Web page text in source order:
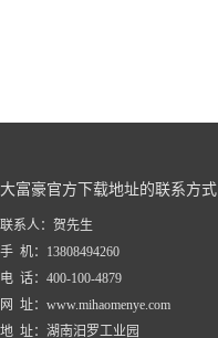
大富豪官方下载地址的联系方式
联系人：贺先生
手 机：13808494260
电 话：400-100-4879
网 址：www.mihaomenye.com
地 址：湖南汨罗工业园